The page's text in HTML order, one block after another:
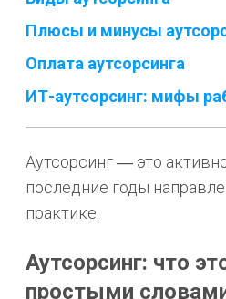
Плюсы и минусы
Оплата аутсорсинга
ИТ-аутсорсинг: мифы
Аутсорсинг ― это
последние годы
практике.
Аутсорсинг: что
простыми